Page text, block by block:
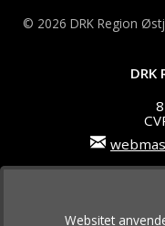
© 2026 DRK Region
Websitet